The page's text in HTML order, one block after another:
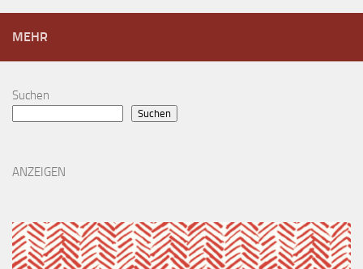
MEHR
Suchen
Suchen
ANZEIGEN